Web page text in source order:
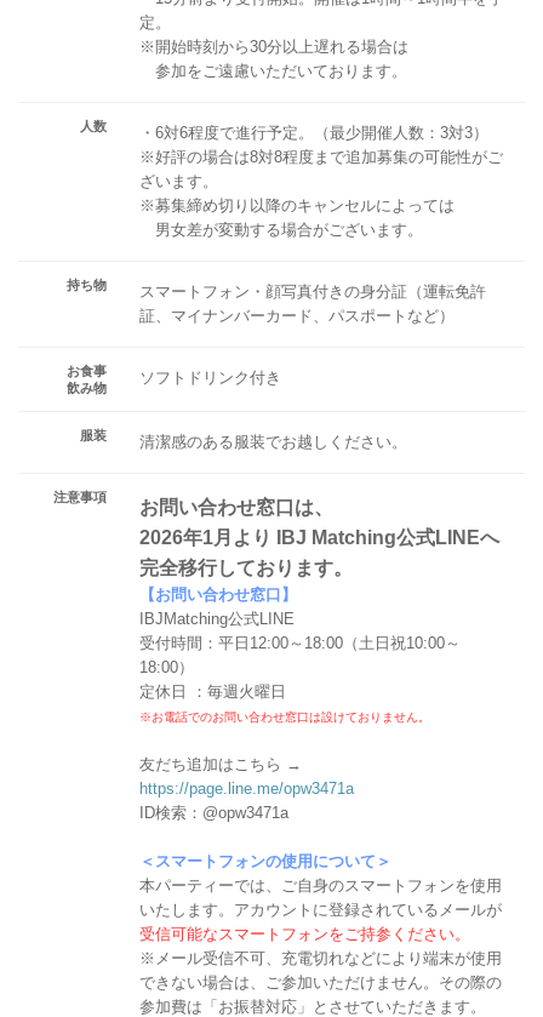
定。
※開始時刻から30分以上遅れる場合は
参加をご遠慮いただいております。
人数
・6対6程度で進行予定。（最少開催人数：3対3）
※好評の場合は8対8程度まで追加募集の可能性がご
ざいます。
※募集締め切り以降のキャンセルによっては
男女差が変動する場合がございます。
持ち物
スマートフォン・顔写真付きの身分証（運転免許
証、マイナンバーカード、パスポートなど）
お食事
飲み物
ソフトドリンク付き
服装 清潔感のある服装でお越しください。
注意事項
お問い合わせ窓口は、
2026年1月より IBJ Matching公式LINEへ
完全移行しております。
【お問い合わせ窓口】
IBJMatching公式LINE
受付時間：平日12:00～18:00（土日祝10:00～
18:00）
定休日 ：毎週火曜日
※お電話でのお問い合わせ窓口は設けておりません。
友だち追加はこちら →
https://page.line.me/opw3471a
ID検索：@opw3471a
＜スマートフォンの使用について＞
本パーティーでは、ご自身のスマートフォンを使用
いたします。アカウントに登録されているメールが
受信可能なスマートフォンをご持参ください。
※メール受信不可、充電切れなどにより端末が使用
できない場合は、ご参加いただけません。その際の
参加費は「お振替対応」とさせていただきます。